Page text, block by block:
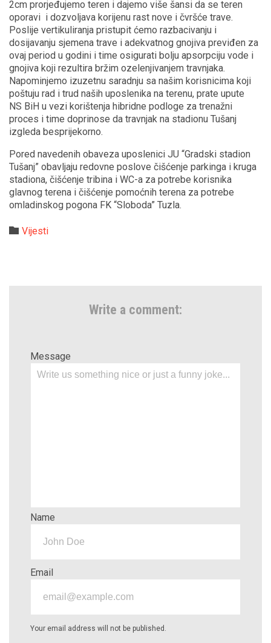
2cm prorjeđujemo teren i dajemo više šansi da se teren
oporavi i dozvoljava korijenu rast nove i čvršće trave.
Poslije vertikuliranja pristupit ćemo razbacivanju i
dosijavanju sjemena trave i adekvatnog gnojiva previđen za
ovaj period u godini i time osigurati bolju apsorpciju vode i
gnojiva koji rezultira bržim ozelenjivanjem travnjaka.
Napominjemo izuzetnu saradnju sa našim korisnicima koji
poštuju rad i trud naših uposlenika na terenu, prate upute
NS BiH u vezi korištenja hibridne podloge za trenažni
proces i time doprinose da travnjak na stadionu Tušanj
izgleda besprijekorno.
Pored navedenih obaveza uposlenici JU “Gradski stadion
Tušanj” obavljaju redovne poslove čišćenje parkinga i kruga
stadiona, čišćenje tribina i WC-a za potrebe korisnika
glavnog terena i čišćenje pomoćnih terena za potrebe
omladinskog pogona FK “Sloboda” Tuzla.
 Category
Vijesti
Write a comment:
Message
Name
Email
Your email address will not be published.